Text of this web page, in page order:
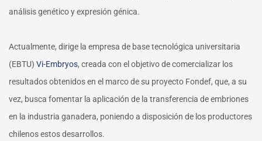
análisis genético y expresión génica.
Actualmente, dirige la empresa de base tecnológica universitaria
(EBTU) Vi-Embryos, creada con el objetivo de comercializar los
resultados obtenidos en el marco de su proyecto Fondef, que, a su
vez, busca fomentar la aplicación de la transferencia de embriones
en la industria ganadera, poniendo a disposición de los productores
chilenos estos desarrollos.